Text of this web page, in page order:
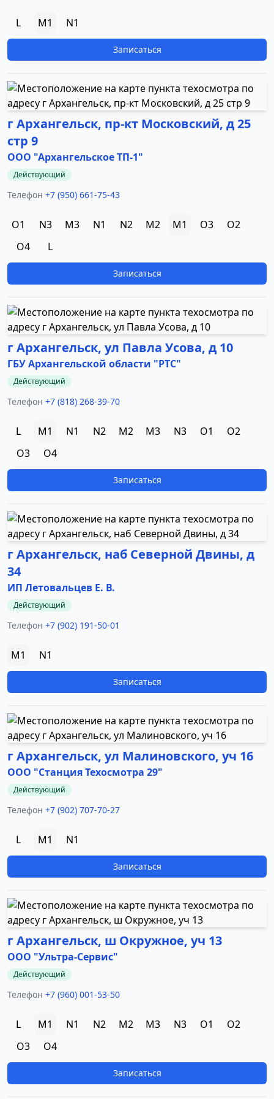
L M1 N1
Записаться
г Архангельск, пр-кт Московский, д 25
стр 9
ООО "Архангельское ТП-1"
Действующий
Телефон +7 (950) 661-75-43
O1 N3 M3 N1 N2 M2 M1 O3
O2
O4
L
Записаться
г Архангельск, ул Павла Усова, д 10
ГБУ Архангельской области "РТС"
Действующий
Телефон +7 (818) 268-39-70
L M1 N1 N2 M2 M3 N3 O1
O2
O3
O4
Записаться
г Архангельск, наб Северной Двины, д
34
ИП Летовальцев Е. В.
Действующий
Телефон +7 (902) 191-50-01
M1 N1
Записаться
г Архангельск, ул Малиновского, уч 16
ООО "Станция Техосмотра 29"
Действующий
Телефон +7 (902) 707-70-27
L M1 N1
Записаться
г Архангельск, ш Окружное, уч 13
ООО "Ультра-Сервис"
Действующий
Телефон +7 (960) 001-53-50
L M1 N1 N2 M2 M3 N3 O1
O2
O3
O4
Записаться